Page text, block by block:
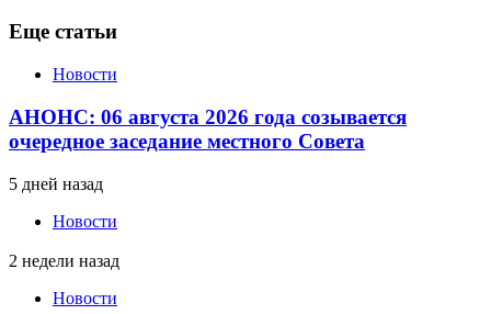
Еще статьи
Новости
АНОНС: 06 августа 2026 года созывается
очередное заседание местного Совета
5 дней назад
Новости
2 недели назад
Новости